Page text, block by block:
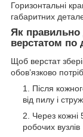
Горизонтальні
габаритних
Як правильно
верстатом по
Щоб верстат
обов’язково
Після
від пилу і
Через кожні
робочих вузлів